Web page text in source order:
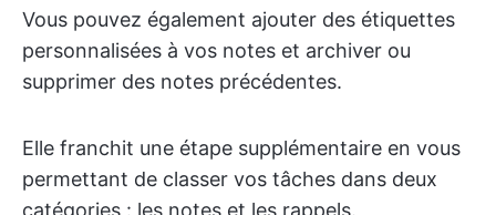
Vous pouvez également ajouter des étiquettes
personnalisées à vos notes et archiver ou
supprimer des notes précédentes.
Elle franchit une étape supplémentaire en vous
permettant de classer vos tâches dans deux
catégories : les notes et les rappels.